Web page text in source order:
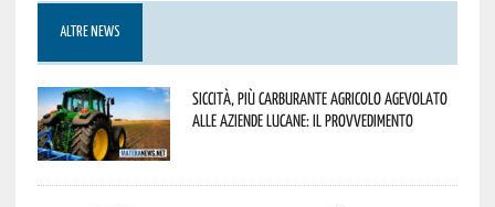
ALTRE NEWS
Siccità, più carburante agricolo agevolato
alle aziende lucane: il provvedimento